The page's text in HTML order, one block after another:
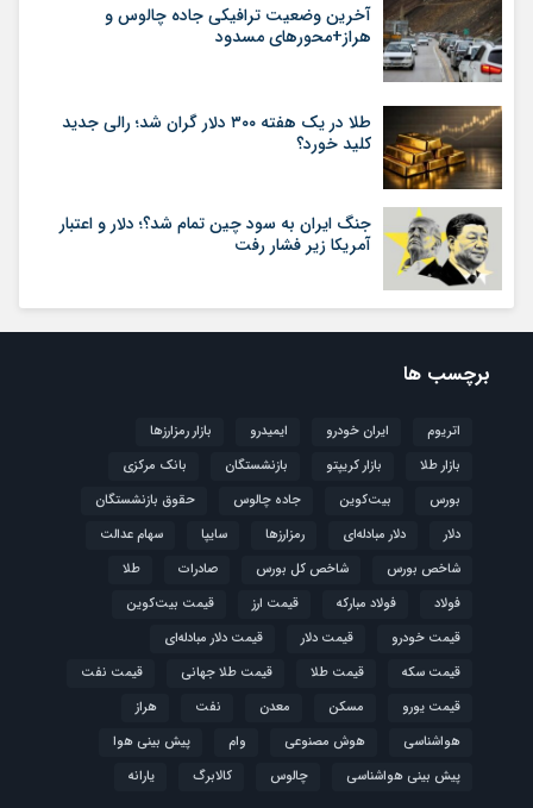
آخرین وضعیت ترافیکی جاده چالوس و
هراز+محورهای مسدود
طلا در یک هفته ۳۰۰ دلار گران شد؛ رالی جدید
کلید خورد؟
جنگ ایران به سود چین تمام شد؟؛ دلار و اعتبار
آمریکا زیر فشار رفت
برچسب ها
اتریوم ایران خودرو ایمیدرو
بازار رمزارزها
بازار طلا
بازار کریپتو بازنشستگان
بانک مرکزی
بورس
بیت‌کوین جاده چالوس
حقوق بازنشستگان
دلار
دلار مبادله‌ای رمزارزها سایپا
سهام عدالت
شاخص بورس
شاخص کل بورس صادرات
طلا
فولاد
فولاد مبارکه قیمت ارز
قیمت بیت‌کوین
قیمت خودرو
قیمت دلار
قیمت دلار مبادله‌ای
قیمت سکه
قیمت طلا قیمت طلا جهانی
قیمت نفت
قیمت یورو
مسکن معدن نفت
هراز
هواشناسی
هوش مصنوعی وام
پیش بینی هوا
پیش بینی هواشناسی
چالوس کالابرگ یارانه